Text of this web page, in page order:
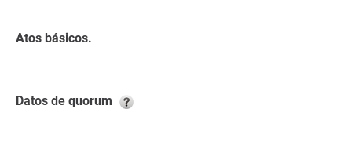
Atos básicos.
Datos de quorum